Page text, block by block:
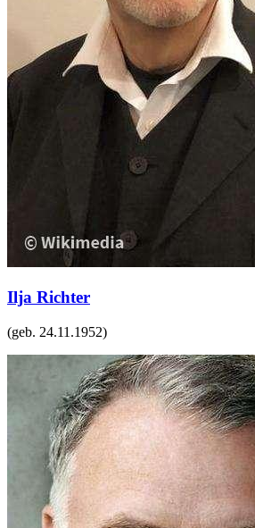
Ilja Richter
(geb. 24.11.1952)